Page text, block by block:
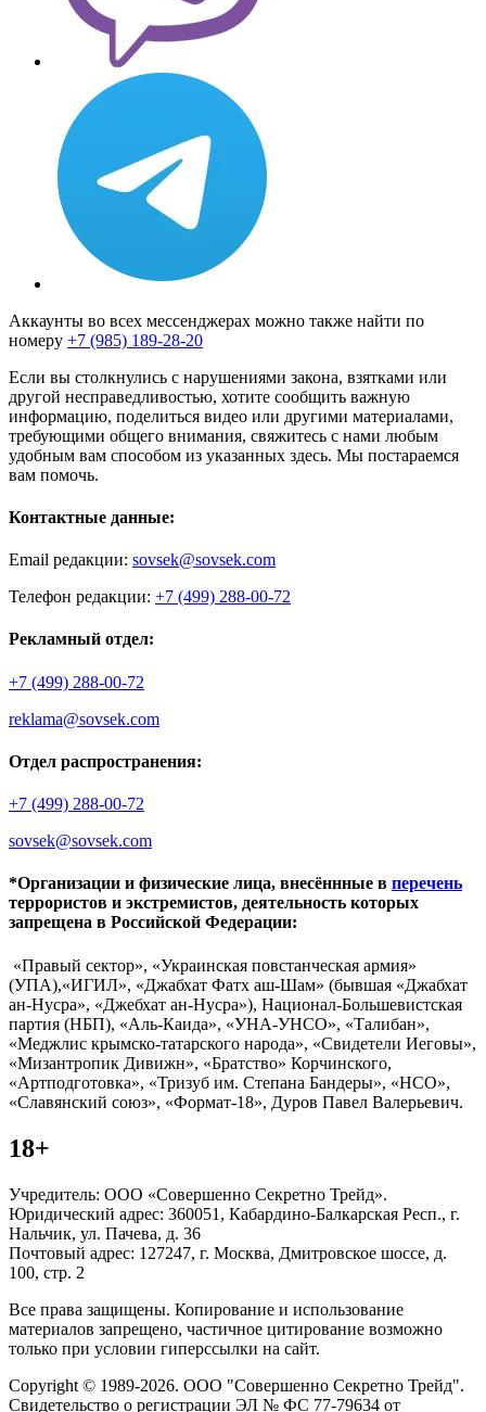
Аккаунты во всех мессенджерах можно также найти по
номеру +7 (985) 189-28-20
Если вы столкнулись с нарушениями закона, взятками или
другой несправедливостью, хотите сообщить важную
информацию, поделиться видео или другими материалами,
требующими общего внимания, свяжитесь с нами любым
удобным вам способом из указанных здесь. Мы постараемся
вам помочь.
Контактные данные:
Email редакции: sovsek@sovsek.com
Телефон редакции: +7 (499) 288-00-72
Рекламный отдел:
+7 (499) 288-00-72
reklama@sovsek.com
Отдел распространения:
+7 (499) 288-00-72
sovsek@sovsek.com
*Организации и физические лица, внесённные в перечень
террористов и экстремистов, деятельность которых
запрещена в Российской Федерации:
«Правый сектор», «Украинская повстанческая армия»
(УПА),«ИГИЛ», «Джабхат Фатх аш-Шам» (бывшая «Джабхат
ан-Нусра», «Джебхат ан-Нусра»), Национал-Большевистская
партия (НБП), «Аль-Каида», «УНА-УНСО», «Талибан»,
«Меджлис крымско-татарского народа», «Свидетели Иеговы»,
«Мизантропик Дивижн», «Братство» Корчинского,
«Артподготовка», «Тризуб им. Степана Бандеры», «НСО»,
«Славянский союз», «Формат-18», Дуров Павел Валерьевич.
18+
Учредитель: ООО «Совершенно Секретно Трейд».
Юридический адрес: 360051, Кабардино-Балкарская Респ., г.
Нальчик, ул. Пачева, д. 36
Почтовый адрес: 127247, г. Москва, Дмитровское шоссе, д.
100, стр. 2
Все права защищены. Копирование и использование
материалов запрещено, частичное цитирование возможно
только при условии гиперссылки на сайт.
Copyright © 1989-2026. ООО "Совершенно Секретно Трейд".
Свидетельство о регистрации ЭЛ № ФС 77-79634 от